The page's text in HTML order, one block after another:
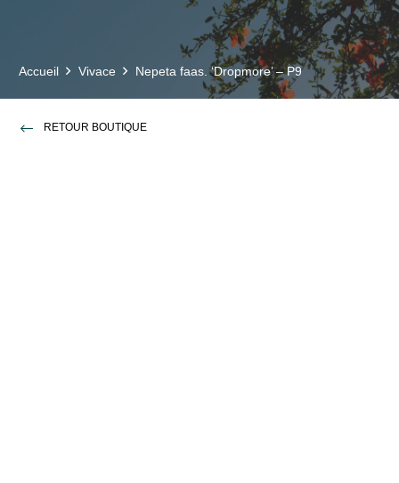
Accueil Vivace Nepeta faas. ‘Dropmore’ – P9
RETOUR BOUTIQUE